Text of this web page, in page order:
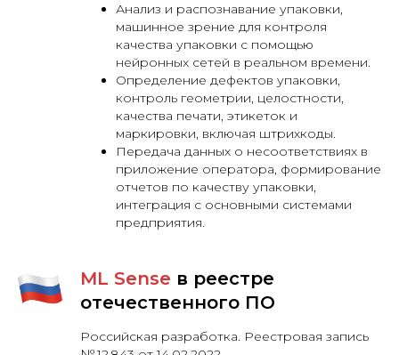
Анализ и распознавание упаковки,
машинное зрение для контроля
качества упаковки с помощью
нейронных сетей в реальном времени.
Определение дефектов упаковки,
контроль геометрии, целостности,
качества печати, этикеток и
маркировки, включая штрихкоды.
Передача данных о несоответствиях в
приложение оператора, формирование
отчетов по качеству упаковки,
интеграция с основными системами
предприятия.
ML Sense в реестре
отечественного ПО
Российская разработка. Реестровая запись